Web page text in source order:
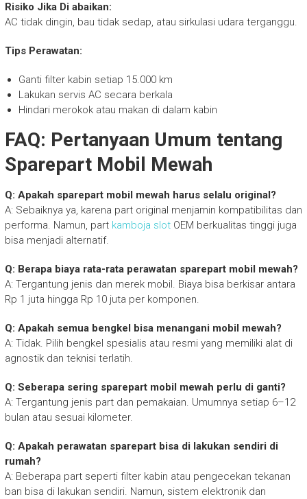
Risiko Jika Di abaikan:
AC tidak dingin, bau tidak sedap, atau sirkulasi udara terganggu.
Tips Perawatan:
Ganti filter kabin setiap 15.000 km
Lakukan servis AC secara berkala
Hindari merokok atau makan di dalam kabin
FAQ: Pertanyaan Umum tentang
Sparepart Mobil Mewah
Q: Apakah sparepart mobil mewah harus selalu original?
A: Sebaiknya ya, karena part original menjamin kompatibilitas dan
performa. Namun, part kamboja slot OEM berkualitas tinggi juga
bisa menjadi alternatif.
Q: Berapa biaya rata-rata perawatan sparepart mobil mewah?
A: Tergantung jenis dan merek mobil. Biaya bisa berkisar antara
Rp 1 juta hingga Rp 10 juta per komponen.
Q: Apakah semua bengkel bisa menangani mobil mewah?
A: Tidak. Pilih bengkel spesialis atau resmi yang memiliki alat di
agnostik dan teknisi terlatih.
Q: Seberapa sering sparepart mobil mewah perlu di ganti?
A: Tergantung jenis part dan pemakaian. Umumnya setiap 6–12
bulan atau sesuai kilometer.
Q: Apakah perawatan sparepart bisa di lakukan sendiri di
rumah?
A: Beberapa part seperti filter kabin atau pengecekan tekanan
ban bisa di lakukan sendiri. Namun, sistem elektronik dan